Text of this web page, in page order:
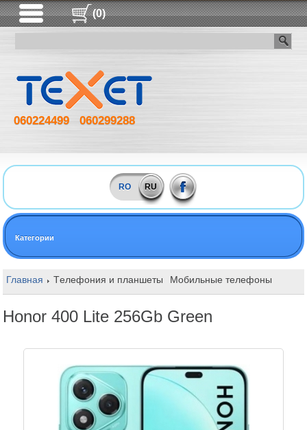
(0)
060224499 060299288
RO RU
Категории
Главная Tелефония и планшеты Мобильные телефоны
Honor 400 Lite 256Gb Green